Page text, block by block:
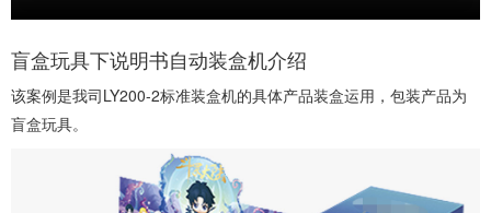
盲盒玩具下说明书自动装盒机介绍
该案例是我司LY200-2标准装盒机的具体产品装盒运用，包装产品为
盲盒玩具。